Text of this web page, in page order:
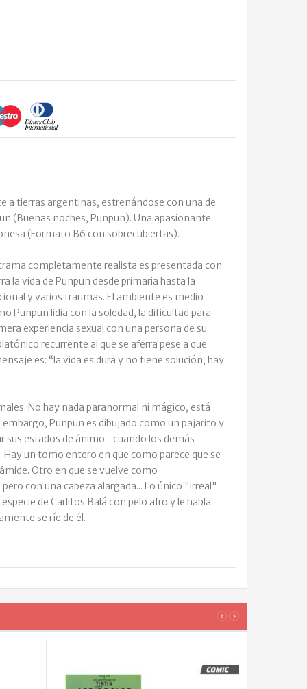
a tierras argentinas, estrenándose con una de
(Buenas noches, Punpun). Una apasionante
(Formato B6 con sobrecubiertas).
completamente realista es presentada con
la vida de Punpun desde primaria hasta la
y varios traumas. El ambiente es medio
Punpun lidia con la soledad, la dificultad para
experiencia sexual con una persona de su
recurrente al que se aferra pese a que
es: “la vida es dura y no tiene solución, hay
No hay nada paranormal ni mágico, está
Punpun es dibujado como un pajarito y
estados de ánimo... cuando los demás
un tomo entero en que como parece que se
Otro en que se vuelve como
con una cabeza alargada... Lo único "irreal"
de Carlitos Balá con pelo afro y le habla.
se ríe de él.
‹ ›